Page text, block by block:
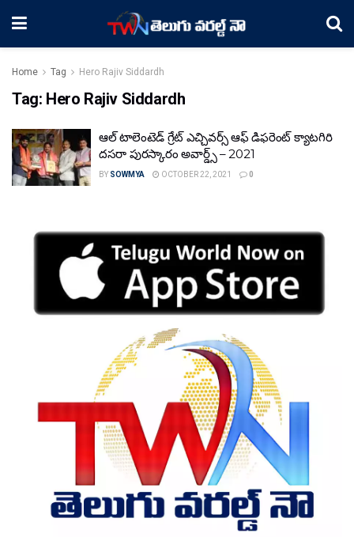
Home Tag Hero Rajiv Siddardh
Tag: Hero Rajiv Siddardh
ఆల్ టాలెంటెడ్ గ్రేట్ ఎచ్చివర్స్ ఆఫ్ డిఫరెంట్ క్యాటగిరి
దసరా పురస్కారం అవార్డ్స్ – 2021
BY SOWMYA OCTOBER 22, 2021 0